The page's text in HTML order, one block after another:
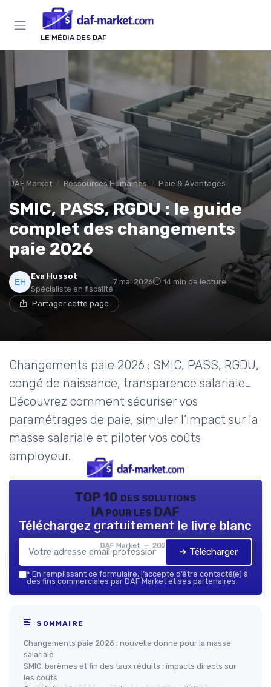
LE MÉDIA DES DAF
DAF Market Ressources Humaines Paie & Avantages
SMIC, PASS, RGDU : le guide
complet des changements
paie 2026
Eva Hussot
Spécialiste en fiscalité
7 mai 2026 14 min de lecture
Partager cette page
Changements paie 2026 : SMIC, PASS, RGDU,
congé de naissance, transparence salariale…
Découvrez comment sécuriser vos
paramétrages de paie, simuler l’impact sur la
masse salariale et piloter vos coûts
employeur.
TOP 10 des solutions
IA pour les DAF
DAF Market — 2026
Téléchargez gratuitement le livre blanc
➔ Télécharger
* En remplissant ce formulaire, j’accepte d’être contacté(e) à
des fins commerciales par DAF Market et ses partenaires.
SOMMAIRE
Changements paie 2026 : nouvelle donne pour la masse
salariale
SMIC, barèmes et fin des taux réduits : impacts directs sur
les coûts
Panneau de gestion des cookies